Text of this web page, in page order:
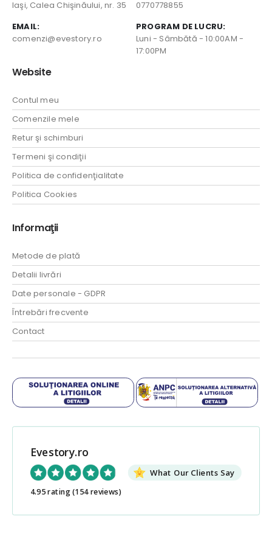
Iaşi, Calea Chişinăului, nr. 35
0770778855
EMAIL:
comenzi@evestory.ro
PROGRAM DE LUCRU:
Luni - Sâmbătă - 10:00AM -
17:00PM
Website
Contul meu
Comenzile mele
Retur şi schimburi
Termeni şi condiţii
Politica de confidenţialitate
Politica Cookies
Informaţii
Metode de plată
Detalii livrări
Date personale - GDPR
Întrebări frecvente
Contact
Evestory.ro
What Our Clients Say
4.95 rating(154 reviews)